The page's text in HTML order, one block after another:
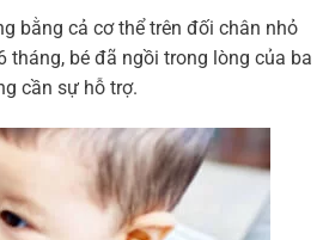
bằng cả cơ thể trên đối chân nhỏ
bé đã ngồi trong lòng của ba
cần sự hỗ trợ.